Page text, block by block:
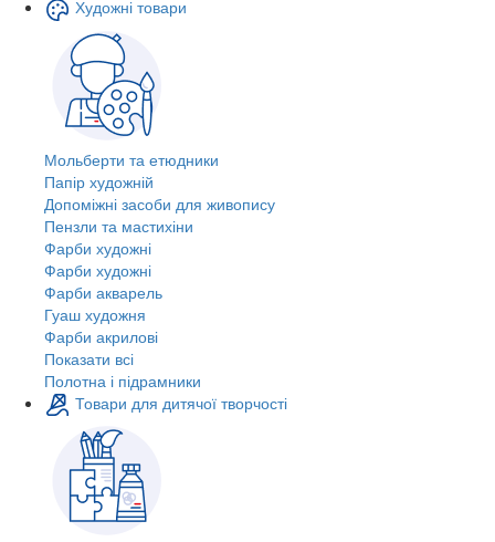
Художні товари
Мольберти та етюдники
Папір художній
Допоміжні засоби для живопису
Пензли та мастихіни
Фарби художні
Фарби художні
Фарби акварель
Гуаш художня
Фарби акрилові
Показати всі
Полотна і підрамники
Товари для дитячої творчості